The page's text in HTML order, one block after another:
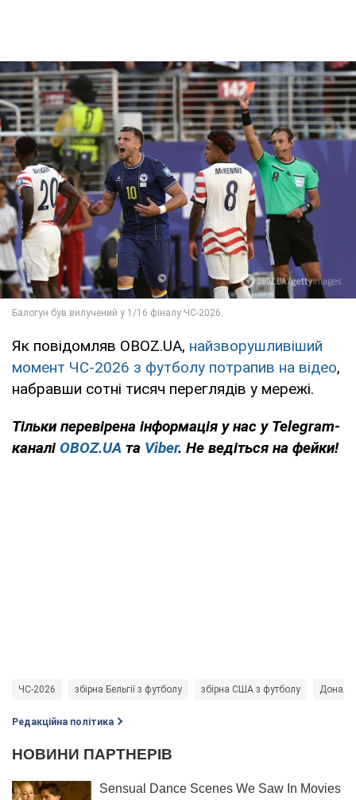
Як повідомляв OBOZ.UA, найзворушливіший
момент ЧС-2026 з футболу потрапив на відео,
набравши сотні тисяч переглядів у мережі.
Тільки перевірена інформація у нас у Telegram-
каналі OBOZ.UA та Viber. Не ведіться на фейки!
ЧС-2026 збірна Бельгії з футболу збірна США з футболу
Редакційна політика